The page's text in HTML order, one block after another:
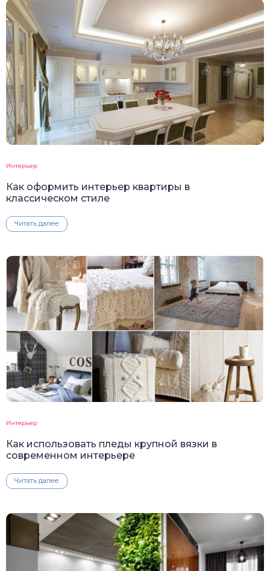
Интерьер
Как оформить интерьер квартиры в
классическом стиле
Читать далее
Интерьер
Как использовать пледы крупной вязки в
современном интерьере
Читать далее